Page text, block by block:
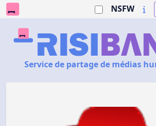
NSFW
Service de partage de médias